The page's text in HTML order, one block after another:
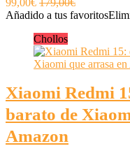
Añadido a tus favoritos
Chollos
Xiaomi Redmi
barato de
Amazon